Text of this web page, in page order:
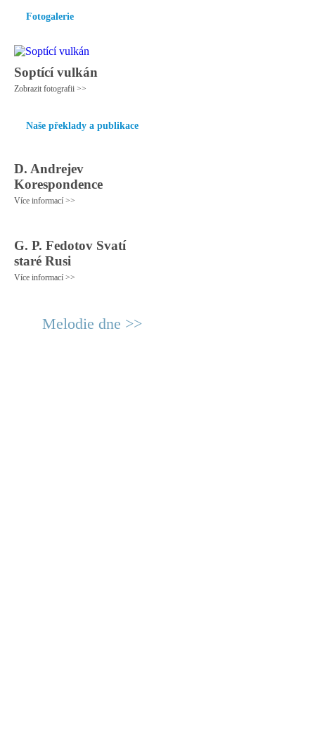
Fotogalerie
Soptící vulkán
Zobrazit fotografii >>
Naše překlady a publikace
D. Andrejev
Korespondence
Více informací >>
G. P. Fedotov Svatí
staré Rusi
Více informací >>
Melodie dne >>